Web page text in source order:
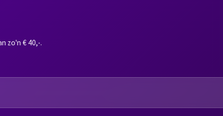
zo'n € 40,-.